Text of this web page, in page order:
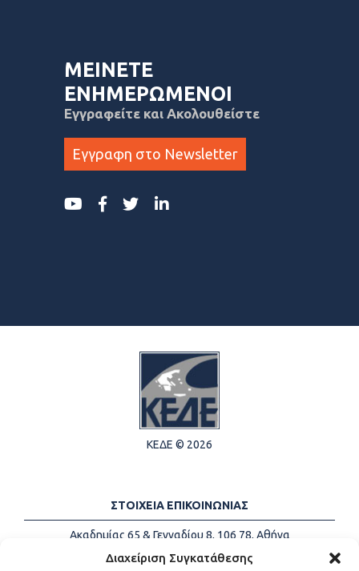
Διαχείριση Συγκατάθεσης
ΜΕΙΝΕΤΕ
ΕΝΗΜΕΡΩΜΕΝΟΙ
Εγγραφείτε και Ακολουθείστε
Εγγραφη στο Newsletter
ΚΕΔΕ © 2026
ΣΤΟΙΧΕΙΑ ΕΠΙΚΟΙΝΩΝΙΑΣ
Ακαδημίας 65 & Γενναδίου 8, 106 78, Αθήνα
Τηλέφωνα:
+30 213-2147500